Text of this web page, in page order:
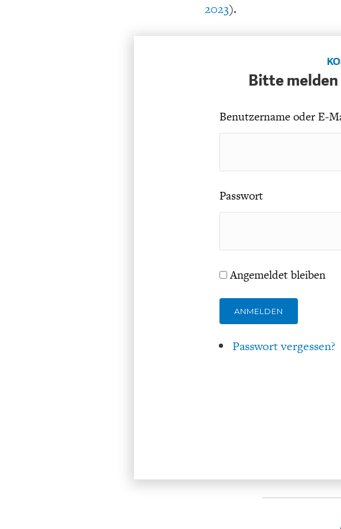
2023).
Bitte
Benutzername oder E-
Passwort
Angemeldet bleiben
ANMELDEN
Passwort vergessen?